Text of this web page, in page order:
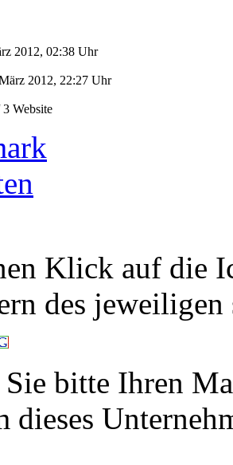
2012, 02:38 Uhr
2012, 22:27 Uhr
3 Website
Klick auf die
des
bitte Ihren
dieses